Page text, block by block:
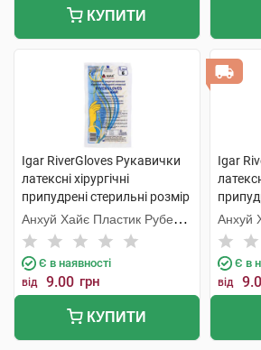
КУПИТИ
Igar RiverGloves Рукавички
латексні хірургічні
припудрені стерильні розмір
6 1 пара
Анхуй Хайє Пластик Рубер
Продуктс
Є в наявності
від 9.00 грн
КУПИТИ
Igar
8 1
Анхуй
Є в
від